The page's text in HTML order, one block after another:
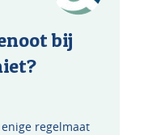
bij
regelmaat